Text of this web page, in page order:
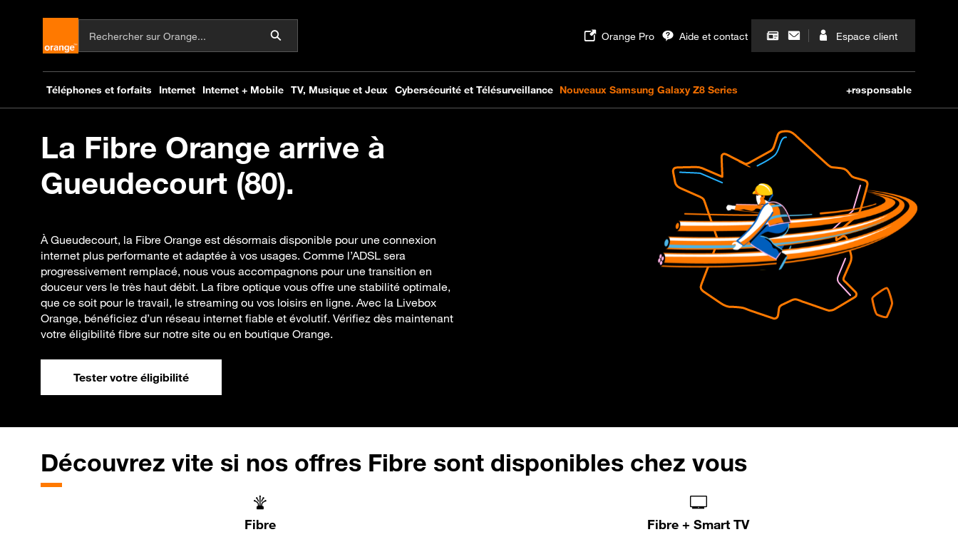
La Fibre Orange arrive à
Gueudecourt (80).
À Gueudecourt, la Fibre Orange est désormais disponible pour une connexion
internet plus performante et adaptée à vos usages. Comme l’ADSL sera
progressivement remplacé, nous vous accompagnons pour une transition en
douceur vers le très haut débit. La fibre optique vous offre une stabilité optimale,
que ce soit pour le travail, le streaming ou vos loisirs en ligne. Avec la Livebox
Orange, bénéficiez d’un réseau internet fiable et évolutif. Vérifiez dès maintenant
votre éligibilité fibre sur notre site ou en boutique Orange.
Tester votre éligibilité
Découvrez vite si nos offres Fibre sont disponibles chez vous
Fibre Fibre + Smart TV